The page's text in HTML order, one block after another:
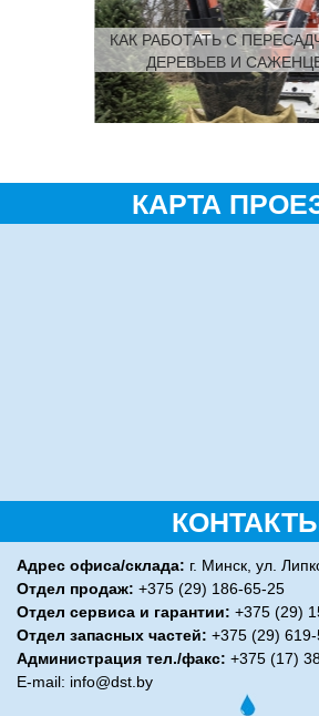
КАК РАБОТАТЬ С
ДЕРЕВЬЕВ И
КАРТА
Адрес офиса/склада: г. Минск, ул.
Отдел продаж: +375 (29) 186-65-25
Отдел сервиса и гарантии: +375 (29)
Отдел запасных частей: +375 (29)
Администрация тел./факс: +375 (17)
E-mail: info@dst.by